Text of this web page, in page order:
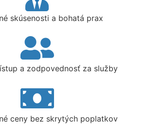
skúsenosti a bohatá prax
a zodpovednosť za služby
ceny bez skrytých poplatkov